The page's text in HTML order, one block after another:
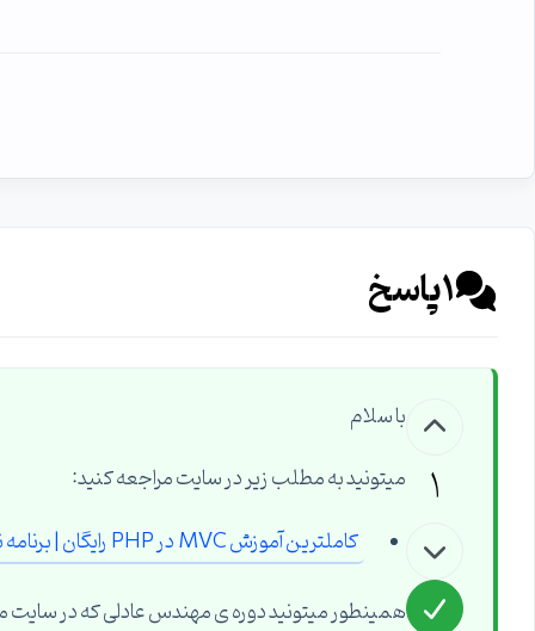
1پاسخ
1
با سلام
میتونید به مطلب زیر در سایت مراجعه کنید:
کاملترین آموزش MVC در PHP رایگان | برنامه نویسی MVC در PHP
همینطور میتونید دوره ی مهندس عادلی که در